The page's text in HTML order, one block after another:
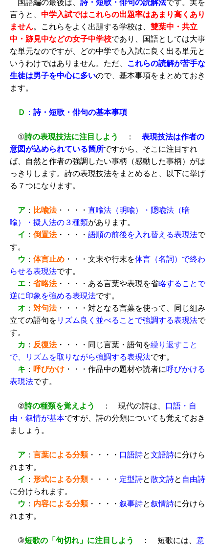
国語編の最後は、 詩・短歌・俳句の読解法です。実を
言うと、 中学入試ではこれらの出題率はあまり高くあり
ません。これらをよく出題する学校は、 雙葉中・共立
中・跡見中などの女子中学校であり、国語としては大事
な単元なのですが、どの中学でも入試に良く出る単元と
いうわけではありません。ただ、 これらの読解が苦手な
生徒は男子を中心に多いので、基本事項をまとめておき
ます。
Ｄ ： 詩・短歌・俳句の基本事項
①詩の表現技法に注目しよう ： 表現技法は作者の
意図が込められている箇所ですから、そこに注目すれ
ば、自然と作者の強調したい事柄（感動した事柄）がは
っきりします。詩の表現技法をまとめると、以下に挙げ
る７つになります。
ア ： 比喩法・・・・ 直喩法（明喩）・隠喩法（暗
喩）・擬人法の ３種類があります。
イ ： 倒置法・・・・ 語順の前後を入れ替える表現法で
す。
ウ ： 体言止め ・・・文末や行末を体言（名詞）で終わ
らせる表現法です。
エ ： 省略法・・・・ある言葉や表現を省略することで
逆に印象を強める表現法です。
オ ： 対句法・・・・対となる言葉を使って、同じ組み
立ての語句を リズム良く並べることで強調する表現法で
す。
カ ： 反復法・・・・同じ言葉・語句を繰り返すこと
で、リズムを取りながら強調する表現法です。
キ ： 呼びかけ ・・・作品中の題材や読者に呼びかける
表現法です。
②詩の種類を覚えよう ： 現代の詩は、 口語・自
由・叙情が基本ですが、詩の分類についても覚えておき
ましょう。
ア ： 言葉による分類・・・・ 口語詩と文語詩に分けら
れます。
イ ： 形式による分類・・・・ 定型詩と散文詩と 自由詩
に分けられます。
ウ ： 内容による分類・・・・ 叙事詩と叙情詩に分けら
れます。
③短歌の「句切れ」に注目しよう ： 短歌には、 意